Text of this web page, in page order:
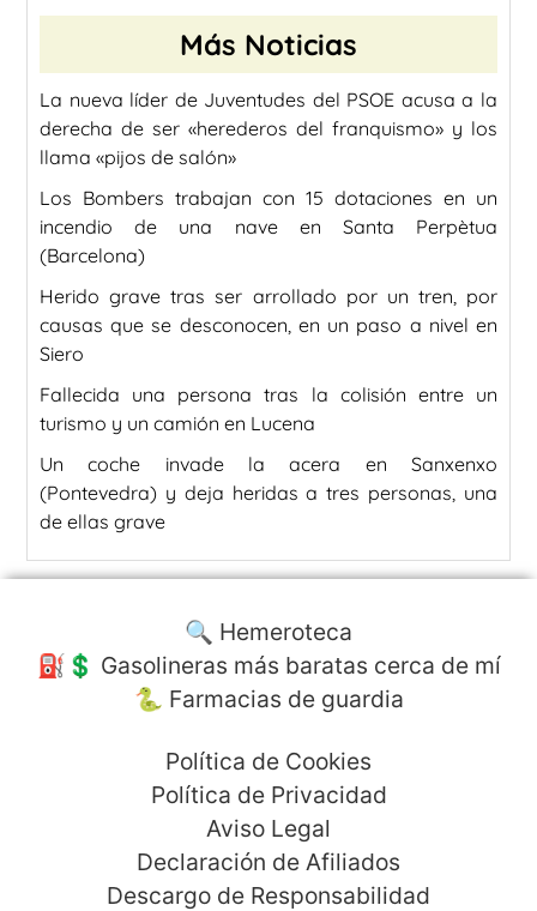
Más Noticias
La nueva líder de Juventudes del PSOE acusa a la
derecha de ser «herederos del franquismo» y los
llama «pijos de salón»
Los Bombers trabajan con 15 dotaciones en un
incendio de una nave en Santa Perpètua
(Barcelona)
Herido grave tras ser arrollado por un tren, por
causas que se desconocen, en un paso a nivel en
Siero
Fallecida una persona tras la colisión entre un
turismo y un camión en Lucena
Un coche invade la acera en Sanxenxo
(Pontevedra) y deja heridas a tres personas, una
de ellas grave
🔍 Hemeroteca
⛽️💲 Gasolineras más baratas cerca de mí
🐍 Farmacias de guardia
Política de Cookies
Política de Privacidad
Aviso Legal
Declaración de Afiliados
Descargo de Responsabilidad